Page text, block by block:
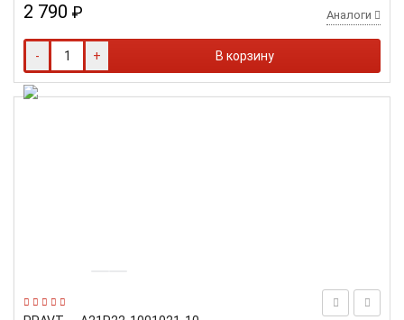
2 790 ₽ Аналоги
- + В корзину